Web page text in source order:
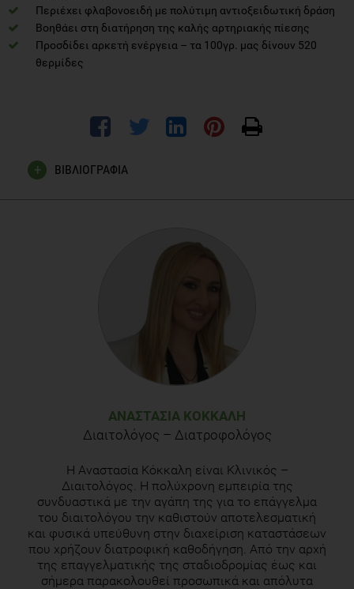
Περιέχει φλαβονοειδή με πολύτιμη αντιοξειδωτική δράση
Βοηθάει στη διατήρηση της καλής αρτηριακής πίεσης
Προσδίδει αρκετή ενέργεια – τα 100γρ. μας δίνουν 520
θερμίδες
ΒΙΒΛΙΟΓΡΑΦΙΑ
17, 2011, 2011 by the American College of Cardiology
Review Article: Cocoa and health: a decade of research,
Waterhouse3 and Gary Williamson, Nestle´ Research Center,
British Journal of Nutrition (2008), 99, 1–11
Chocolate, Lifestyle, and Health, Francesco Visioli et al.,
Larsson, S. C., J. Virtamo, and A. Wolk. "Chocolate
Consumption And Risk Of Stroke: A Prospective Cohort Of
Men And Meta-Analysis". Neurology 79.12 (2012): 1223-
1229. Web.
http://ejournals.teiath.gr/index.php/tovima/article/view/451
https://nutritionfacts.org/video/Dark-Chocolate-and-Artery-
Function/
ΑΝΑΣΤΑΣΊΑ ΚΌΚΚΑΛΗ
Διαιτολόγος – Διατροφολόγος
Η Αναστασία Κόκκαλη είναι Κλινικός –
Διαιτολόγος. Η πολύχρονη εμπειρία της
συνδυαστικά με την αγάπη της για το επάγγελμα
του διαιτολόγου την καθιστούν αποτελεσματική
και φυσικά υπεύθυνη στην διαχείριση καταστάσεων
που χρήζουν διατροφική καθοδήγηση. Από την αρχή
της επαγγελματικής της σταδιοδρομίας έως και
σήμερα παρακολουθεί προσωπικά και απόλυτα